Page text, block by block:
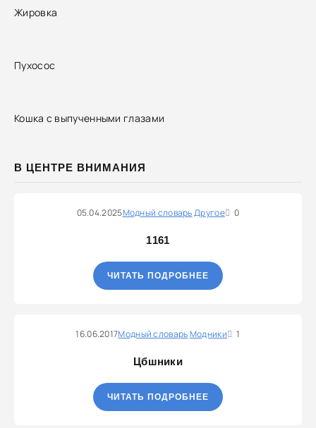
Жировка
Пухосос
Кошка с выпученными глазами
В ЦЕНТРЕ ВНИМАНИЯ
05.04.2025Модный словарьДругое 0
1161
ЧИТАТЬ ПОДРОБНЕЕ
16.06.2017Модный словарьМодники 1
Цбшники
ЧИТАТЬ ПОДРОБНЕЕ